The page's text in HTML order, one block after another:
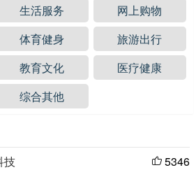
生活服务
网上购物
体育健身
旅游出行
教育文化
医疗健康
综合其他
技  5346